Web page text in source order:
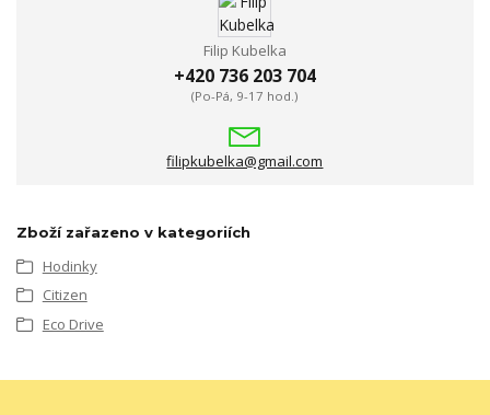
Filip Kubelka
+420 736 203 704
(Po-Pá, 9-17 hod.)
filipkubelka@gmail.com
Zboží zařazeno v kategoriích
Hodinky
Citizen
Eco Drive